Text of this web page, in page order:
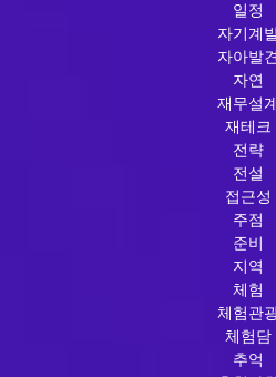
일정
자기계
자아발견
자연
재무설계
재테크
전략
전설
접근성
주점
준비
지역
체험
체험관
체험담
추억